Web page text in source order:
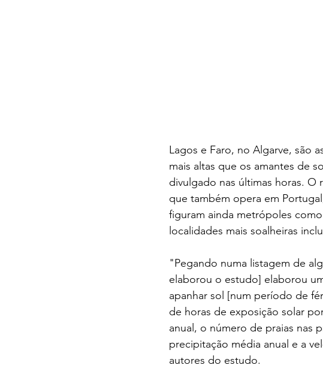
Lagos e Faro, no Algarve, são
mais altas que os amantes de
divulgado nas últimas horas.
que também opera em
figuram ainda metrópoles
localidades mais soalheiras
"Pegando numa listagem de
elaborou o estudo] elaborou
apanhar sol [num período de
de horas de exposição solar
anual, o número de praias nas
precipitação média anual e a
autores do estudo.